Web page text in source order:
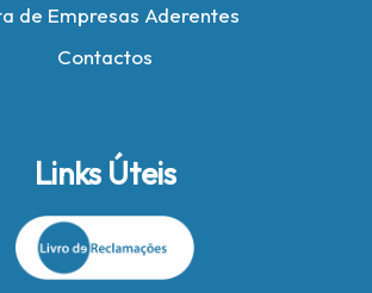
de Empresas Aderentes
Contactos
Links Úteis